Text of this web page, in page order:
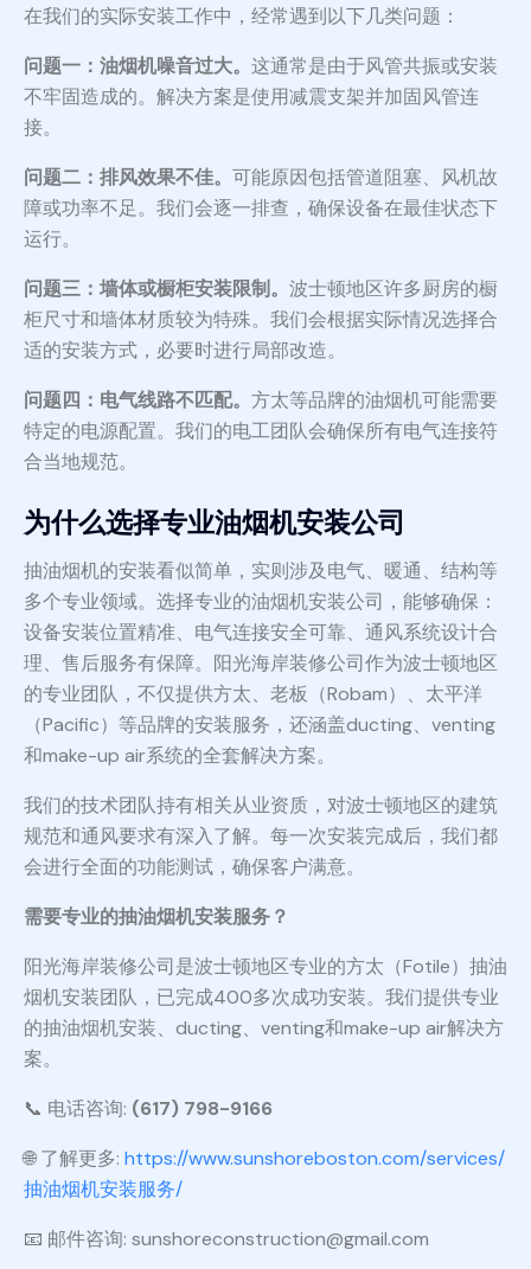
在我们的实际安装工作中，经常遇到以下几类问题：
问题一：油烟机噪音过大。 这通常是由于风管共振或安装
不牢固造成的。解决方案是使用减震支架并加固风管连
接。
问题二：排风效果不佳。 可能原因包括管道阻塞、风机故
障或功率不足。我们会逐一排查，确保设备在最佳状态下
运行。
问题三：墙体或橱柜安装限制。 波士顿地区许多厨房的橱
柜尺寸和墙体材质较为特殊。我们会根据实际情况选择合
适的安装方式，必要时进行局部改造。
问题四：电气线路不匹配。 方太等品牌的油烟机可能需要
特定的电源配置。我们的电工团队会确保所有电气连接符
合当地规范。
为什么选择专业油烟机安装公司
抽油烟机的安装看似简单，实则涉及电气、暖通、结构等
多个专业领域。选择专业的油烟机安装公司，能够确保：
设备安装位置精准、电气连接安全可靠、通风系统设计合
理、售后服务有保障。阳光海岸装修公司作为波士顿地区
的专业团队，不仅提供方太、老板（Robam）、太平洋
（Pacific）等品牌的安装服务，还涵盖ducting、venting
和make-up air系统的全套解决方案。
我们的技术团队持有相关从业资质，对波士顿地区的建筑
规范和通风要求有深入了解。每一次安装完成后，我们都
会进行全面的功能测试，确保客户满意。
需要专业的抽油烟机安装服务？
阳光海岸装修公司是波士顿地区专业的方太（Fotile）抽油
烟机安装团队，已完成400多次成功安装。我们提供专业
的抽油烟机安装、ducting、venting和make-up air解决方
案。
📞 电话咨询: (617) 798-9166
🌐 了解更多: https://www.sunshoreboston.com/services/
抽油烟机安装服务/
📧 邮件咨询: sunshoreconstruction@gmail.com